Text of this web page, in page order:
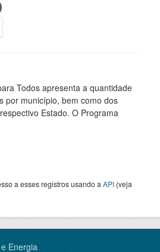
Todos apresenta a quantidade
por município, bem como dos
Estado. O Programa
a esses registros usando a API (veja
Energia